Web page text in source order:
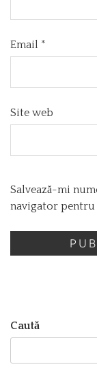
Email *
Site web
Salvează-mi
navigator pentru
Caută